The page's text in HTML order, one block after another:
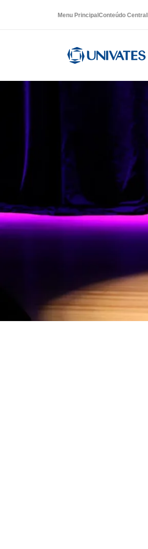
Menu Principal Conteúdo Central